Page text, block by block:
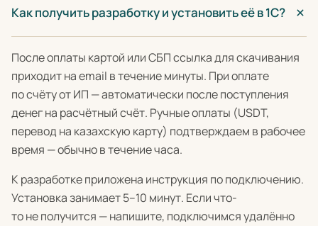
Как получить разработку и установить её в 1С?
После оплаты картой или СБП ссылка для скачивания
приходит на email в течение минуты. При оплате
по счёту от ИП — автоматически после поступления
денег на расчётный счёт. Ручные оплаты (USDT,
перевод на казахскую карту) подтверждаем в рабочее
время — обычно в течение часа.
К разработке приложена инструкция по подключению.
Установка занимает 5–10 минут. Если что-
то не получится — напишите, подключимся удалённо